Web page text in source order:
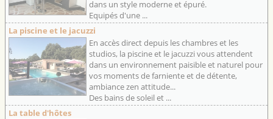
dans un style moderne et épuré.
Equipés d'une ...
La piscine et le jacuzzi
En accès direct depuis les chambres et les
studios, la piscine et le jacuzzi vous attendent
dans un environnement paisible et naturel pour
vos moments de farniente et de détente,
ambiance zen attitude...
Des bains de soleil et ...
La table d'hôtes